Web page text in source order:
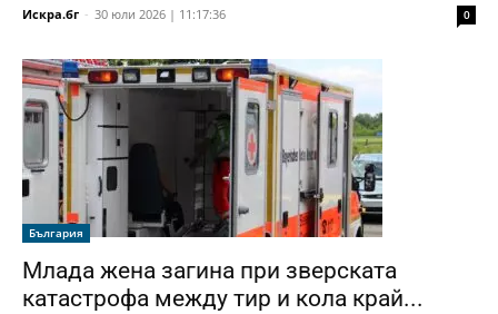
Искра.бг - 30 юли 2026 | 11:17:36 0
България
Млада жена загина при зверската
катастрофа между тир и кола край...